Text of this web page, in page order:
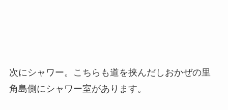
次にシャワー。こちらも道を挟んだしおかぜの里
角島側にシャワー室があります。